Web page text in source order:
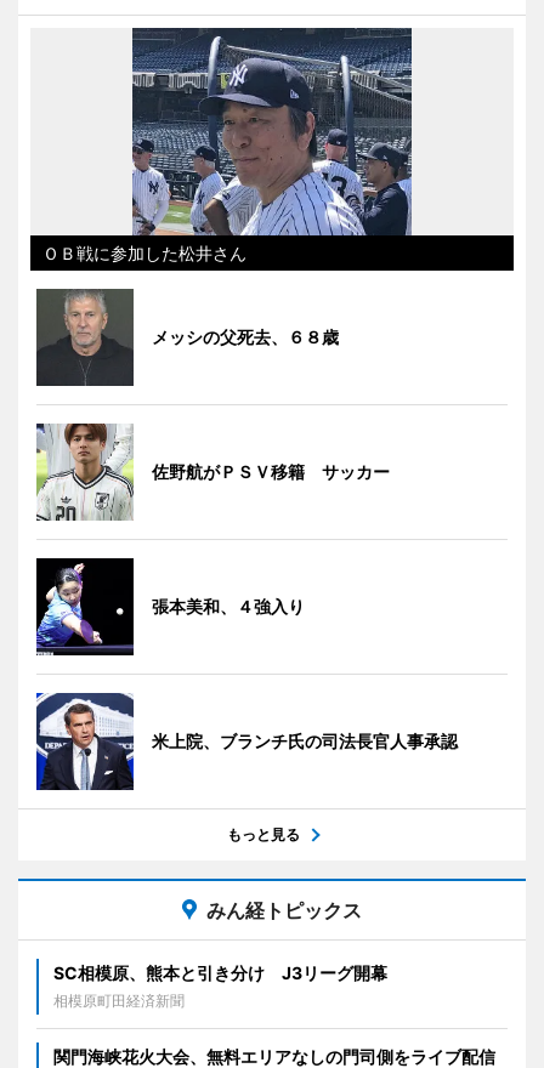
ＯＢ戦に参加した松井さん
メッシの父死去、６８歳
佐野航がＰＳＶ移籍 サッカー
張本美和、４強入り
米上院、ブランチ氏の司法長官人事承認
もっと見る
みん経トピックス
SC相模原、熊本と引き分け J3リーグ開幕
相模原町田経済新聞
関門海峡花火大会、無料エリアなしの門司側をライブ配信